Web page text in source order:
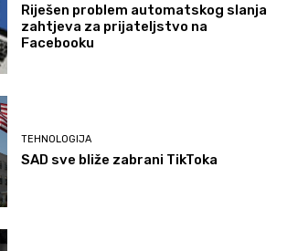
Riješen problem automatskog slanja
zahtjeva za prijateljstvo na
Facebooku
TEHNOLOGIJA
SAD sve bliže zabrani TikToka